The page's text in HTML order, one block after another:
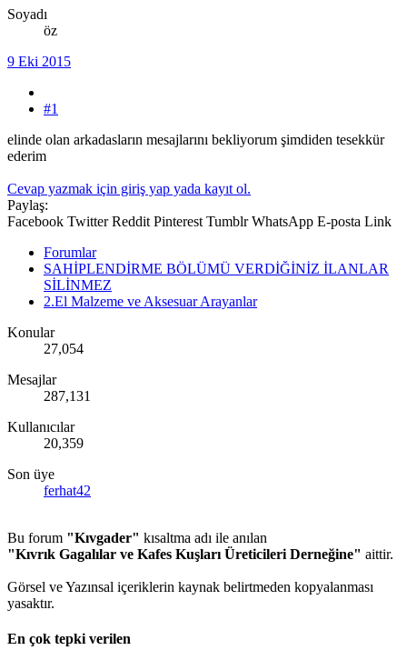
Soyadı
öz
9 Eki 2015
#1
elinde olan arkadasların mesajlarını bekliyorum şimdiden tesekkür
ederim
Cevap yazmak için giriş yap yada kayıt ol.
Paylaş:
Facebook Twitter Reddit Pinterest Tumblr WhatsApp E-posta Link
Forumlar
SAHİPLENDİRME BÖLÜMÜ VERDİĞİNİZ İLANLAR
SİLİNMEZ
2.El Malzeme ve Aksesuar Arayanlar
Konular
27,054
Mesajlar
287,131
Kullanıcılar
20,359
Son üye
ferhat42
Bu forum "Kıvgader" kısaltma adı ile anılan
"Kıvrık Gagalılar ve Kafes Kuşları Üreticileri Derneğine" aittir.
Görsel ve Yazınsal içeriklerin kaynak belirtmeden kopyalanması
yasaktır.
En çok tepki verilen